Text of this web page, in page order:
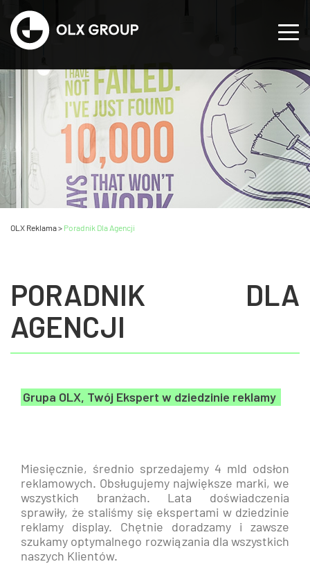
OLX Reklama> Poradnik Dla Agencji
PORADNIK DLA
AGENCJI
Grupa OLX, Twój Ekspert w dziedzinie reklamy
Miesięcznie, średnio sprzedajemy 4 mld odsłon
reklamowych. Obsługujemy największe marki, we
wszystkich branżach. Lata doświadczenia
sprawiły, że staliśmy się ekspertami w dziedzinie
reklamy display. Chętnie doradzamy i zawsze
szukamy optymalnego rozwiązania dla wszystkich
naszych Klientów.